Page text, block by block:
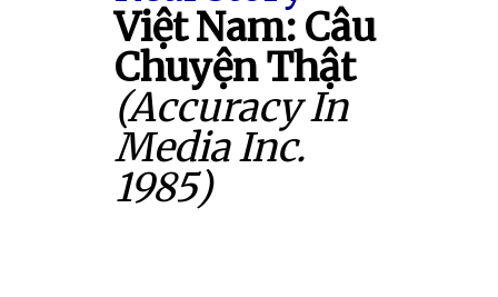
Việt Nam: Câu
Chuyện Thật
(Accuracy In
Media Inc.
1985)